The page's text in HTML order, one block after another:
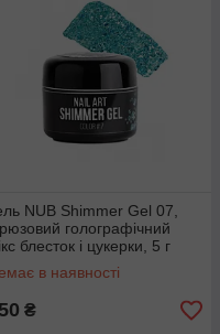
NUB Shimmer Gel 07,
голографічний
блесток і цукерки, 5 г
в наявності
₴